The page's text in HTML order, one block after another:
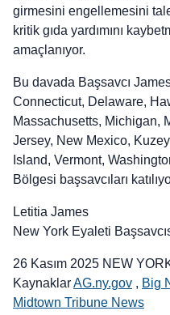
girmesini engellemesini
kritik gıda yardımını
amaçlanıyor.
Bu davada Başsavcı
Connecticut, Delaware,
Massachusetts, Michigan,
Jersey, New Mexico,
Island, Vermont,
Bölgesi başsavcıları
Letitia James
New York Eyaleti
26 Kasım 2025 NEW
KaynaklarAG.ny.gov , Big
Midtown Tribune News